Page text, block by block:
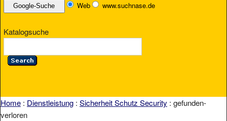
Web www.suchnase.de
Katalogsuche
Home : Dienstleistung : Sicherheit Schutz Security : gefunden-
verloren